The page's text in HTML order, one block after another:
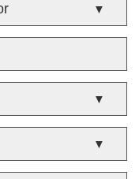
▼
▼
▼